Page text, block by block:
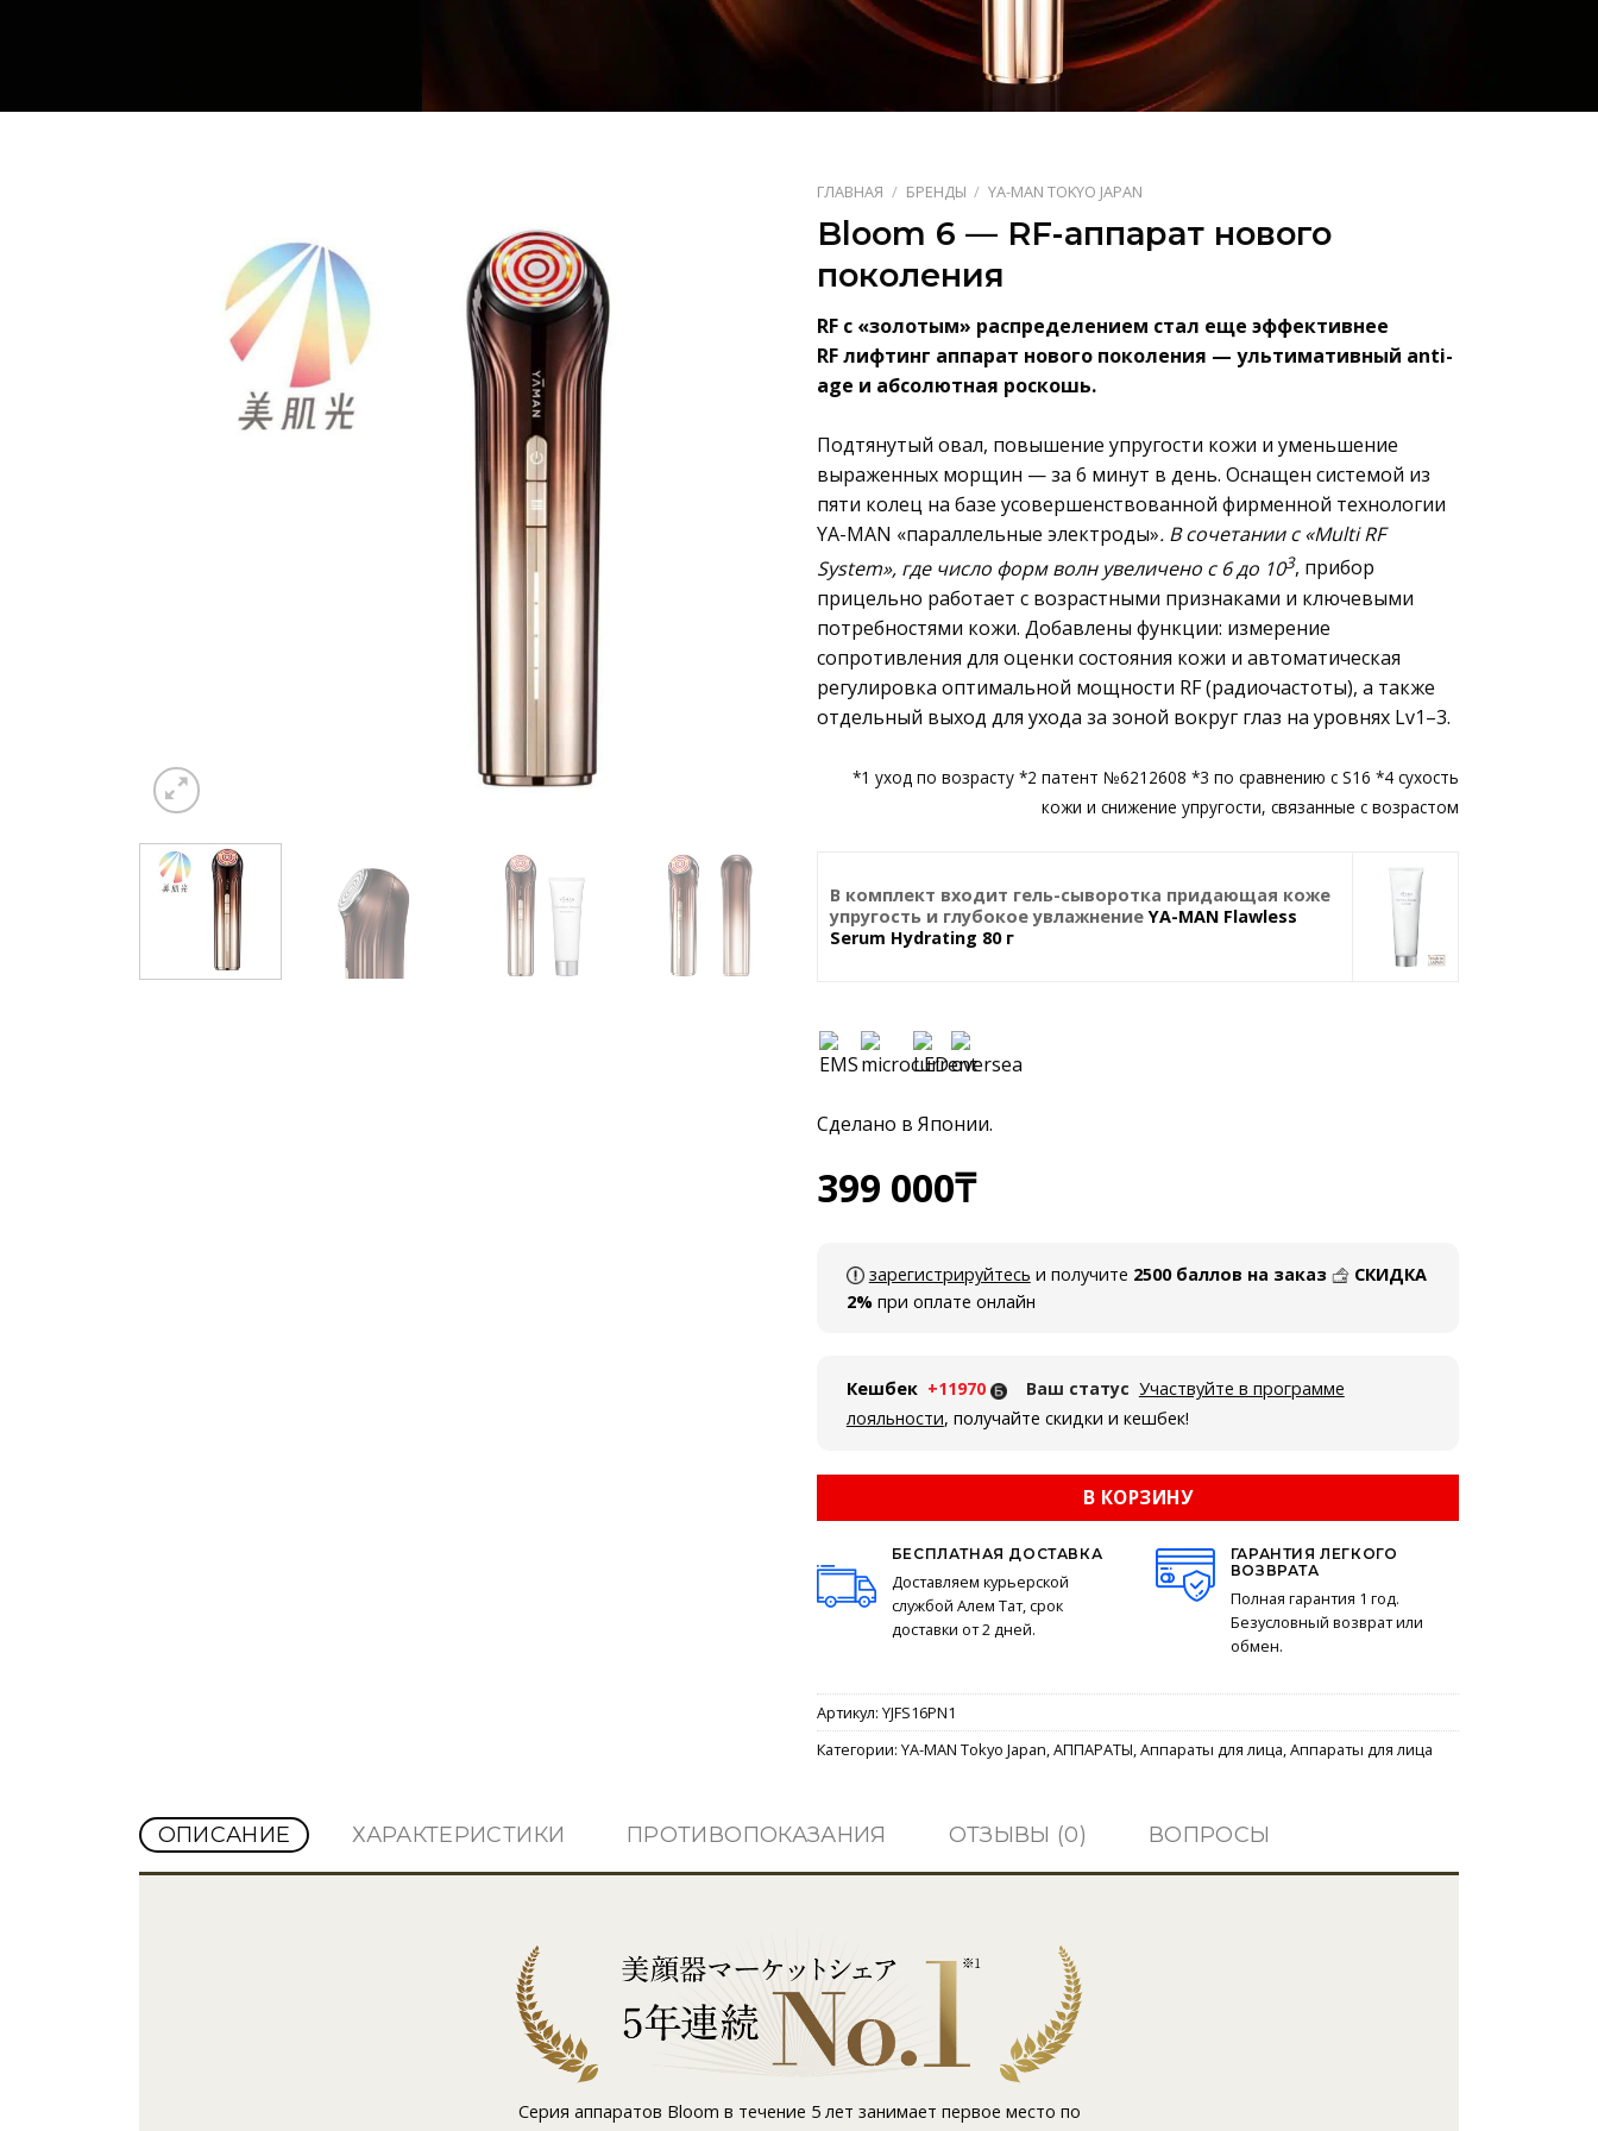
ГЛАВНАЯ / БРЕНДЫ / YA-MAN TOKYO JAPAN
Bloom 6 — RF-аппарат нового
поколения
RF с «золотым» распределением стал еще эффективнее
RF лифтинг аппарат нового поколения — ультимативный anti-
age и абсолютная роскошь.
Подтянутый овал, повышение упругости кожи и уменьшение
выраженных морщин — за 6 минут в день. Оснащен системой из
пяти колец на базе усовершенствованной фирменной технологии
YA-MAN «параллельные электроды». В сочетании с «Multi RF
System», где число форм волн увеличено с 6 до 103, прибор
прицельно работает с возрастными признаками и ключевыми
потребностями кожи. Добавлены функции: измерение
сопротивления для оценки состояния кожи и автоматическая
регулировка оптимальной мощности RF (радиочастоты), а также
отдельный выход для ухода за зоной вокруг глаз на уровнях Lv1–3.
*1 уход по возрасту *2 патент №6212608 *3 по сравнению с S16 *4 сухость
кожи и снижение упругости, связанные с возрастом
В комплект входит гель-сыворотка придающая коже
упругость и глубокое увлажнениеYA-MAN Flawless
Serum Hydrating 80 г
Сделано в Японии.
399 000₸
зарегистрируйтесь и получите 2500 баллов на заказ
СКИДКА
2%при оплате онлайн
Кешбек +11970 Ваш статус Участвуйте в программе
лояльности, получайте скидки и кешбек!
В КОРЗИНУ
БЕСПЛАТНАЯ ДОСТАВКА
Доставляем курьерской
службой Алем Тат, срок
доставки от 2 дней.
ГАРАНТИЯ ЛЕГКОГО
ВОЗВРАТА
Полная гарантия 1 год.
Безусловный возврат или
обмен.
Артикул: YJFS16PN1
Категории: YA-MAN Tokyo Japan,АППАРАТЫ,Аппараты для лица,Аппараты для лица
ОПИСАНИЕ ХАРАКТЕРИСТИКИ ПРОТИВОПОКАЗАНИЯ ОТЗЫВЫ (0) ВОПРОСЫ
Серия аппаратов Bloom в течение 5 лет занимает первое место по